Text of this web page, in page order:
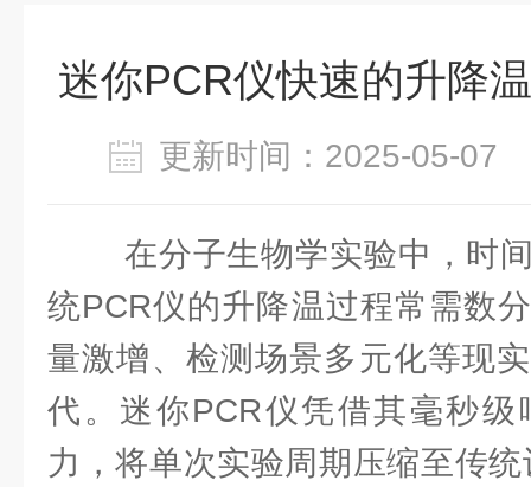
迷你PCR仪快速的升降
更新时间：2025-05-
在分子生物学实验中，时
统PCR仪的升降温过程常需数
量激增、检测场景多元化等现
代。迷你PCR仪凭借其毫秒
力，将单次实验周期压缩至传